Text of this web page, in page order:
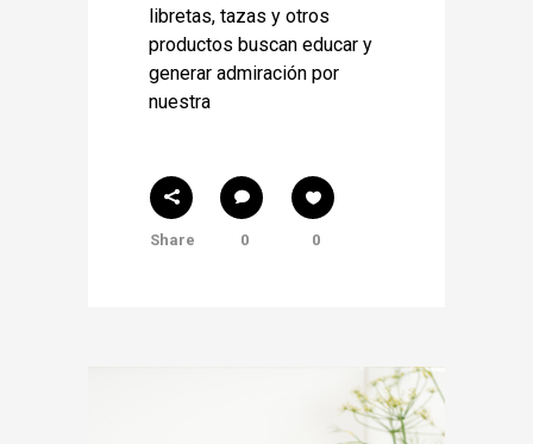
libretas, tazas y otros
productos buscan educar y
generar admiración por
nuestra
Share 0 0